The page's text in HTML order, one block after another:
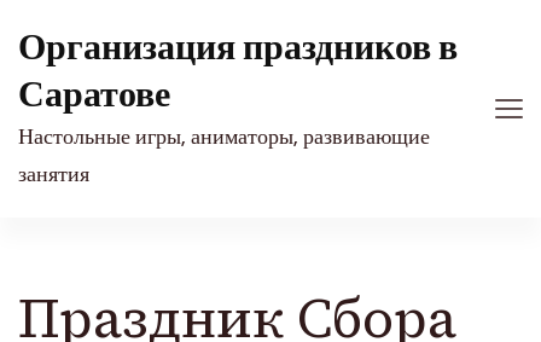
Организация праздников в
Саратове
Настольные игры, аниматоры, развивающие
занятия
Праздник Сбора